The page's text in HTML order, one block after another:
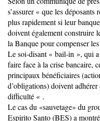
s’assurer « que les
plus rapidement si leur
doivent également construire
la Banque pour compenser
Le soi-disant « bail-in », qui
faire face à la crise bancaire,
principaux bénéficiaires
d’obligations) doivent
difficulté « .
Le cas du «sauvetage» du
Espirito Santo (BES) a